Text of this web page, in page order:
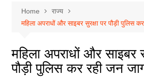
Home
राज्य
महिला अपराधों और साइबर सुरक्षा पर पौड़ी पुलिस
महिला अपराधों और साइबर
पौड़ी पुलिस कर रही जन